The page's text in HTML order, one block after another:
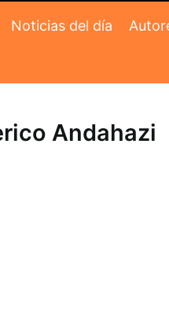
Noticias del día
Andahazi